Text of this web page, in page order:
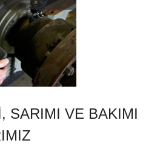
SARIMI VE BAKIMI